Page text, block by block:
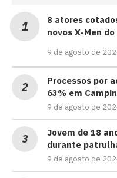
8 atores
novos X-Men do
9 de agosto de
Processos por
63% em
9 de agosto de
Jovem de 18
durante
9 de agosto de